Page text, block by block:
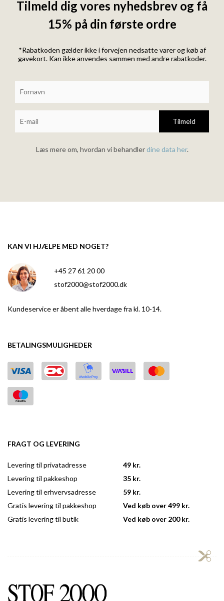
Tilmeld dig vores nyhedsbrev og få
15% på din første ordre
*Rabatkoden gælder ikke i forvejen nedsatte varer og køb af
gavekort. Kan ikke anvendes sammen med andre rabatkoder.
Tilmeld
Læs mere om, hvordan vi behandlerdine data her.
KAN VI HJÆLPE MED NOGET?
+45 27 61 20 00
stof2000@stof2000.dk
Kundeservice er åbent alle hverdage fra kl. 10-14.
BETALINGSMULIGHEDER
FRAGT OG LEVERING
Levering til privatadresse
Levering til pakkeshop
Levering til erhvervsadresse
Gratis levering til pakkeshop
Gratis levering til butik
49 kr.
35 kr.
59 kr.
Ved køb over 499 kr.
Ved køb over 200 kr.